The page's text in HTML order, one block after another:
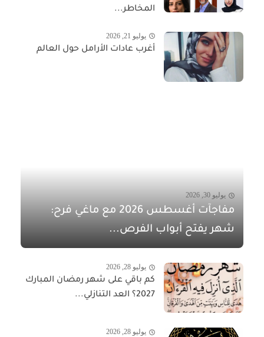
المخاطر...
يوليو 21, 2026
أغرب عادات الأرامل حول العالم
يوليو 30, 2026
مفاجآت أغسطس 2026 مع ماغي فرح:
شهر يفتح أبواب الفرص...
يوليو 28, 2026
كم باقي على شهر رمضان المبارك
2027؟ العد التنازلي...
يوليو 28, 2026